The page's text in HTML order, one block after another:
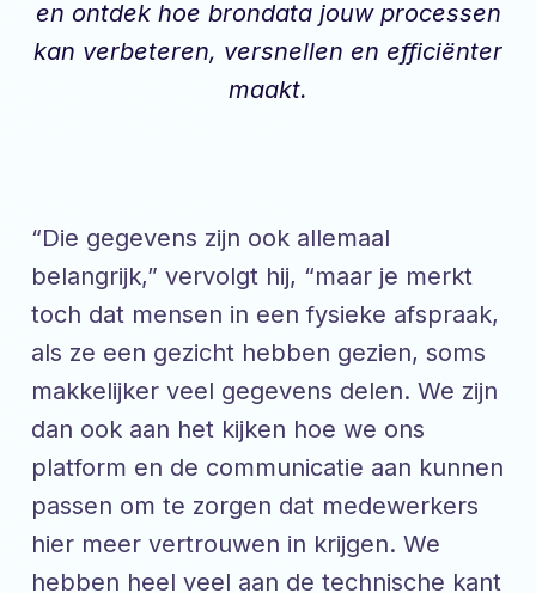
en ontdek hoe brondata jouw processen
kan verbeteren, versnellen en efficiënter
maakt.
“Die gegevens zijn ook allemaal
belangrijk,” vervolgt hij, “maar je merkt
toch dat mensen in een fysieke afspraak,
als ze een gezicht hebben gezien, soms
makkelijker veel gegevens delen. We zijn
dan ook aan het kijken hoe we ons
platform en de communicatie aan kunnen
passen om te zorgen dat medewerkers
hier meer vertrouwen in krijgen. We
hebben heel veel aan de technische kant